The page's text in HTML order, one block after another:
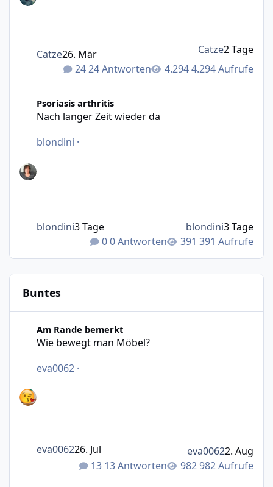
24 Antworten 4.294 Aufrufe
Catze26. Mär Catze2 Tage
Psoriasis arthritis
Nach langer Zeit wieder da
blondini ·
0 Antworten 391 Aufrufe
blondini3 Tage blondini3 Tage
Buntes
Am Rande bemerkt
Wie bewegt man Möbel?
eva0062 ·
13 Antworten 982 Aufrufe
eva006226. Jul eva00622. Aug